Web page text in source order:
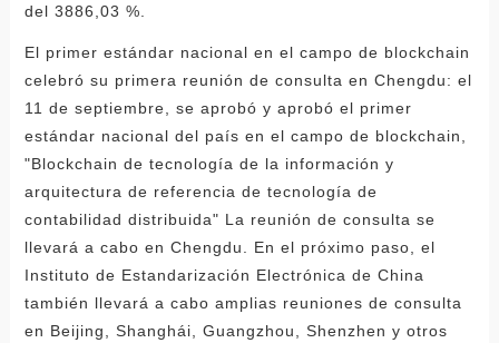
del 3886,03 %.
El primer estándar nacional en el campo de blockchain
celebró su primera reunión de consulta en Chengdu: el
11 de septiembre, se aprobó y aprobó el primer
estándar nacional del país en el campo de blockchain,
"Blockchain de tecnología de la información y
arquitectura de referencia de tecnología de
contabilidad distribuida" La reunión de consulta se
llevará a cabo en Chengdu. En el próximo paso, el
Instituto de Estandarización Electrónica de China
también llevará a cabo amplias reuniones de consulta
en Beijing, Shanghái, Guangzhou, Shenzhen y otros